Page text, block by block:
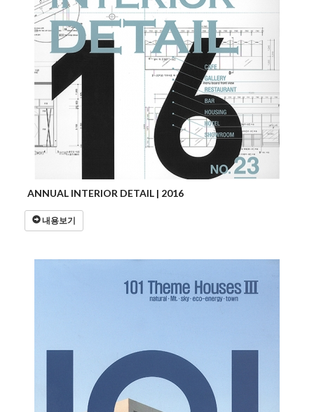
ANNUAL INTERIOR DETAIL | 2016
내용보기